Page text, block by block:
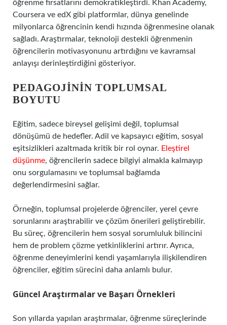
öğrenme fırsatlarını demokratikleştirdi. Khan Academy,
Coursera ve edX gibi platformlar, dünya genelinde
milyonlarca öğrencinin kendi hızında öğrenmesine olanak
sağladı. Araştırmalar, teknoloji destekli öğrenmenin
öğrencilerin motivasyonunu artırdığını ve kavramsal
anlayışı derinleştirdiğini gösteriyor.
PEDAGOJININ TOPLUMSAL
BOYUTU
Eğitim, sadece bireysel gelişimi değil, toplumsal
dönüşümü de hedefler. Adil ve kapsayıcı eğitim, sosyal
eşitsizlikleri azaltmada kritik bir rol oynar. Eleştirel
düşünme, öğrencilerin sadece bilgiyi almakla kalmayıp
onu sorgulamasını ve toplumsal bağlamda
değerlendirmesini sağlar.
Örneğin, toplumsal projelerde öğrenciler, yerel çevre
sorunlarını araştırabilir ve çözüm önerileri geliştirebilir.
Bu süreç, öğrencilerin hem sosyal sorumluluk bilincini
hem de problem çözme yetkinliklerini artırır. Ayrıca,
öğrenme deneyimlerini kendi yaşamlarıyla ilişkilendiren
öğrenciler, eğitim sürecini daha anlamlı bulur.
Güncel Araştırmalar ve Başarı Örnekleri
Son yıllarda yapılan araştırmalar, öğrenme süreçlerinde